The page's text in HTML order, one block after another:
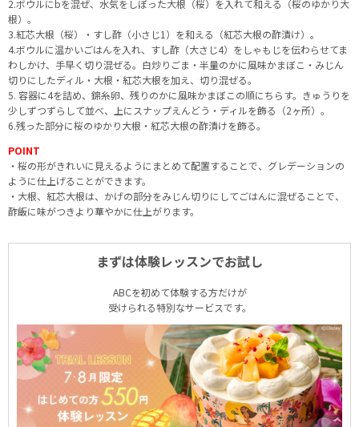
2.ボウルにbを混ぜ、水気をしぼった大根（桜）を入れて和える（桜のゆかり大
根）。
3.紅芯大根（桜）・すし酢（小さじ1）を和える（紅芯大根の酢漬け）。
4.ボウルに温かいごはんを入れ、すし酢（大さじ4）をしゃもじを伝わらせてま
わしかけ、手早く切り混ぜる。白炒りごま・半量のかに風味かまぼこ・みじん
切りにしたディル・大根・紅芯大根を加え、切り混ぜる。
5. 容器に4を詰め、錦糸卵、残りのかに風味かまぼこの順にちらす。きゅうりを
少しずつずらして並べ、上にスナップえんどう・ディルを飾る（2ヶ所）。
6.残った部分に桜のゆかり大根・紅芯大根の酢漬けを飾る。
POINT
・桜の形がきれいに見えるようにまとめて配置することで、グレデーションの
ように仕上げることができます。
・大根、紅芯大根は、かげの部分をみじん切りにしてごはんに混ぜることで、
酢飯に味がつきより華やかに仕上がります。
まずは体験レッスンでお試し
ABCを初めて体験する方だけが
受けられる特別なサービスです。